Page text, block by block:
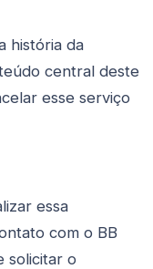
história da
central deste
esse serviço
essa
com o BB
solicitar o